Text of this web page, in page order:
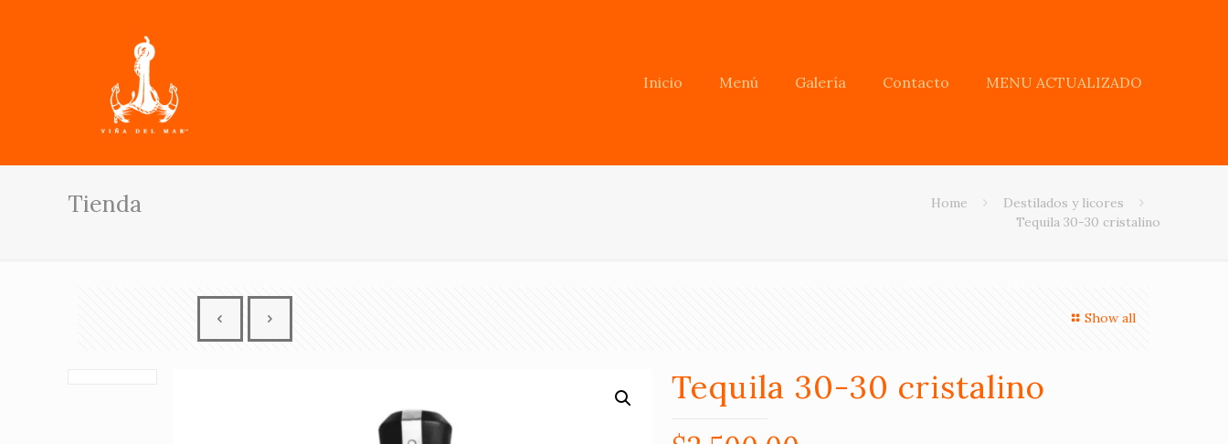
Inicio Menú Galería Contacto MENU ACTUALIZADO
Tienda Home
Destilados y licores
Tequila 30-30 cristalino
Show all
Tequila 30-30 cristalino